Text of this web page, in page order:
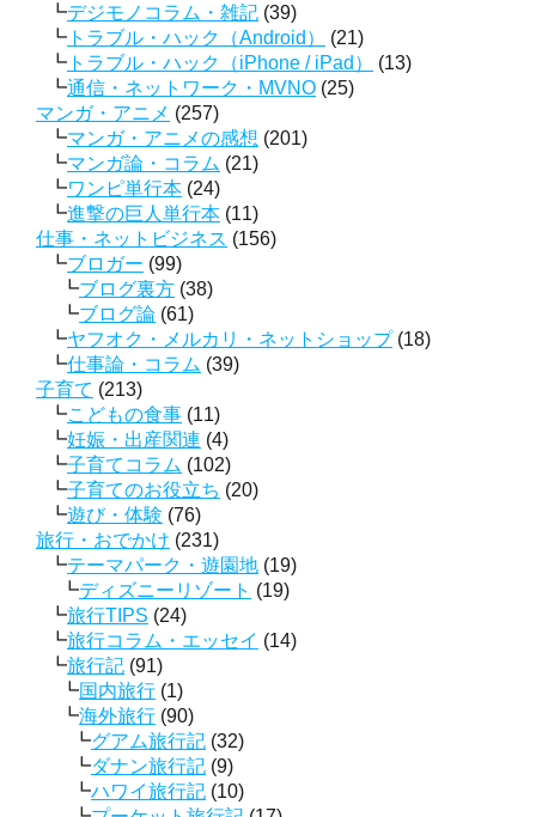
デジモノコラム・雑記 (39)
トラブル・ハック（Android）
(21)
トラブル・ハック（iPhone / iPad）
(13)
通信・ネットワーク・MVNO (25)
マンガ・アニメ (257)
マンガ・アニメの感想 (201)
マンガ論・コラム (21)
ワンピ単行本 (24)
進撃の巨人単行本 (11)
仕事・ネットビジネス (156)
ブロガー (99)
ブログ裏方 (38)
ブログ論 (61)
ヤフオク・メルカリ・ネットショップ(18)
仕事論・コラム (39)
子育て (213)
こどもの食事 (11)
妊娠・出産関連 (4)
子育てコラム (102)
子育てのお役立ち (20)
遊び・体験 (76)
旅行・おでかけ (231)
テーマパーク・遊園地 (19)
ディズニーリゾート (19)
旅行TIPS (24)
旅行コラム・エッセイ (14)
旅行記 (91)
国内旅行 (1)
海外旅行 (90)
グアム旅行記 (32)
ダナン旅行記 (9)
ハワイ旅行記 (10)